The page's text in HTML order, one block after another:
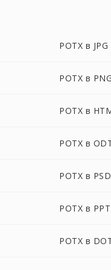
POTX в JPG
POTX в PNG
POTX в
POTX в
POTX в PSD
POTX в
POTX в